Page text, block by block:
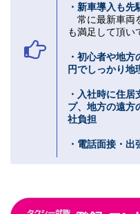
・新車導入も
常に最新車両
も満足して頂い
・初心者や地
円でしっかり地
・入社時に住
プ、地方の遠方
社負担
・電話面接・